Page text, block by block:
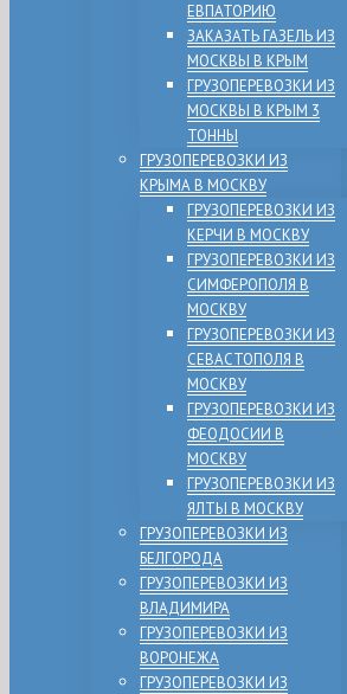
ЕВПАТОРИЮ
ЗАКАЗАТЬ ГАЗЕЛЬ ИЗ
МОСКВЫ В КРЫМ
ГРУЗОПЕРЕВОЗКИ ИЗ
МОСКВЫ В КРЫМ 3
ТОННЫ
ГРУЗОПЕРЕВОЗКИ ИЗ
КРЫМА В МОСКВУ
ГРУЗОПЕРЕВОЗКИ ИЗ
КЕРЧИ В МОСКВУ
ГРУЗОПЕРЕВОЗКИ ИЗ
СИМФЕРОПОЛЯ В
МОСКВУ
ГРУЗОПЕРЕВОЗКИ ИЗ
СЕВАСТОПОЛЯ В
МОСКВУ
ГРУЗОПЕРЕВОЗКИ ИЗ
ФЕОДОСИИ В
МОСКВУ
ГРУЗОПЕРЕВОЗКИ ИЗ
ЯЛТЫ В МОСКВУ
ГРУЗОПЕРЕВОЗКИ ИЗ
БЕЛГОРОДА
ГРУЗОПЕРЕВОЗКИ ИЗ
ВЛАДИМИРА
ГРУЗОПЕРЕВОЗКИ ИЗ
ВОРОНЕЖА
ГРУЗОПЕРЕВОЗКИ ИЗ